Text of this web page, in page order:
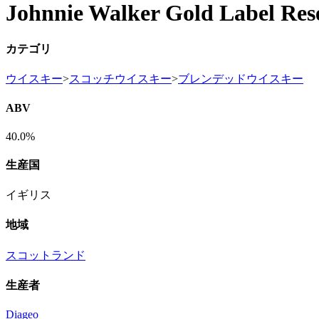
Johnnie Walker Gold Label
カテゴリ
ウイスキー>スコッチウイスキー>ブレンデッドウイスキー
ABV
40.0%
生産国
イギリス
地域
スコットランド
生産者
Diageo